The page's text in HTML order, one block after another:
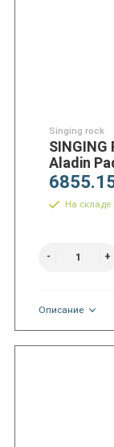
Singing rock
SINGING
Aladin
На
Описание